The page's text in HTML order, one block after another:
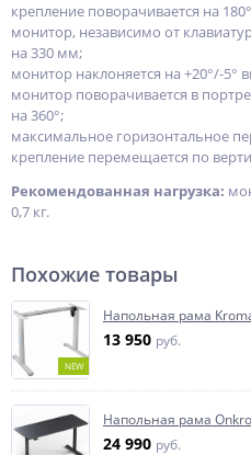
крепление поворачивается на
монитор, независимо от
на 330 мм;
монитор наклоняется на +20°/-5°
монитор поворачивается в
на 360°;
максимальное горизонтальное
крепление перемещается по
Рекомендованная нагрузка:
0,7 кг.
Похожие товары
NEW
Напольная рама
13 950 руб.
Напольная рама
24 990 руб.